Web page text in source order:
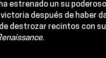
ha estrenado un su
victoria después de haber
destrozar recintos con
.